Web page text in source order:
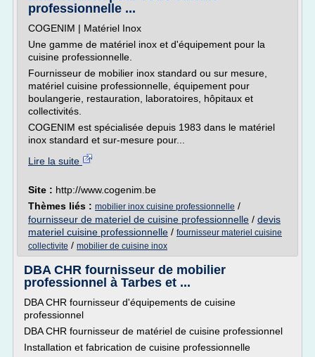
professionnelle ...
COGENIM | Matériel Inox
Une gamme de matériel inox et d'équipement pour la
cuisine professionnelle.
Fournisseur de mobilier inox standard ou sur mesure,
matériel cuisine professionnelle, équipement pour
boulangerie, restauration, laboratoires, hôpitaux et
collectivités.
COGENIM est spécialisée depuis 1983 dans le matériel
inox standard et sur-mesure pour...
Lire la suite
Site : http://www.cogenim.be
Thèmes liés : mobilier inox cuisine professionnelle /
fournisseur de materiel de cuisine professionnelle / devis
materiel cuisine professionnelle / fournisseur materiel cuisine
collectivite / mobilier de cuisine inox
DBA CHR fournisseur de mobilier
professionnel à Tarbes et ...
DBA CHR fournisseur d'équipements de cuisine
professionnel
DBA CHR fournisseur de matériel de cuisine professionnel
Installation et fabrication de cuisine professionnelle